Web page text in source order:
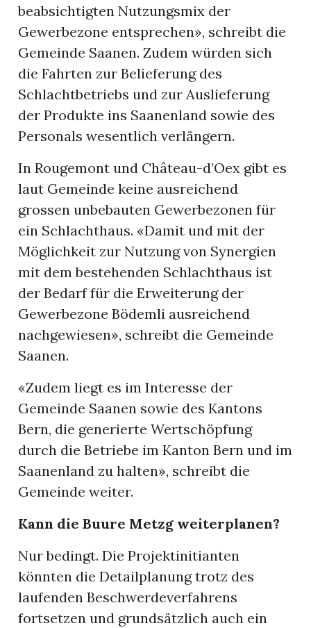
beabsichtigten Nutzungsmix der
Gewerbezone entsprechen», schreibt die
Gemeinde Saanen. Zudem würden sich
die Fahrten zur Belieferung des
Schlachtbetriebs und zur Auslieferung
der Produkte ins Saanenland sowie des
Personals wesentlich verlängern.
In Rougemont und Château-d’Oex gibt es
laut Gemeinde keine ausreichend
grossen unbebauten Gewerbezonen für
ein Schlachthaus. «Damit und mit der
Möglichkeit zur Nutzung von Synergien
mit dem bestehenden Schlachthaus ist
der Bedarf für die Erweiterung der
Gewerbezone Bödemli ausreichend
nachgewiesen», schreibt die Gemeinde
Saanen.
«Zudem liegt es im Interesse der
Gemeinde Saanen sowie des Kantons
Bern, die generierte Wertschöpfung
durch die Betriebe im Kanton Bern und im
Saanenland zu halten», schreibt die
Gemeinde weiter.
Kann die Buure Metzg weiterplanen?
Nur bedingt. Die Projektinitianten
könnten die Detailplanung trotz des
laufenden Beschwerdeverfahrens
fortsetzen und grundsätzlich auch ein